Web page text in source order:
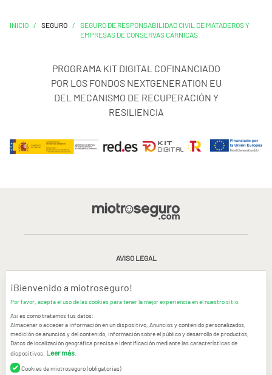
INICIO / SEGURO /
SEGURO DE RESPONSABILIDAD CIVIL DE MATADEROS Y
EMPRESAS DE CONSERVAS CÁRNICAS
PROGRAMA KIT DIGITAL COFINANCIADO
POR LOS FONDOS NEXTGENERATION EU
DEL MECANISMO DE RECUPERACIÓN Y
RESILIENCIA
AVISO LEGAL
CONDICIONES GENERALES DE USO
CONTACTAR
© Copyright miotroseguro.com 2026. Todos los derechos reservados
Images designed byFreepik
¡Bienvenido a miotroseguro!
Por favor, acepta el uso de las cookies para tener la mejor experiencia en el nuestro sitio.
Así es como tratamos tus datos:
Almacenar o acceder a información en un dispositivo, Anuncios y contenido personalizados,
medición de anuncios y del contenido, información sobre el público y desarrollo de productos,
Datos de localización geográfica precisa e identificación mediante las características de
dispositivos. Leer más
Cookies de miotroseguro (obligatorias)